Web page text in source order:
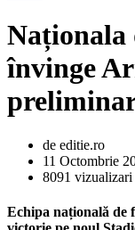
Naționala
învinge
de editie.ro
11 Octombrie
8091 vizualizari
Echipa națională de